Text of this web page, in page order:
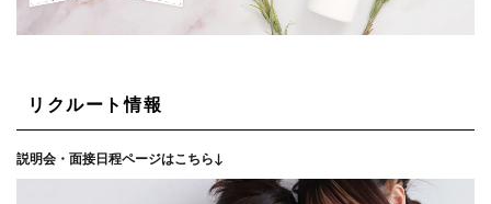
リクルート情報
説明会・面接日程ページはこちら↓